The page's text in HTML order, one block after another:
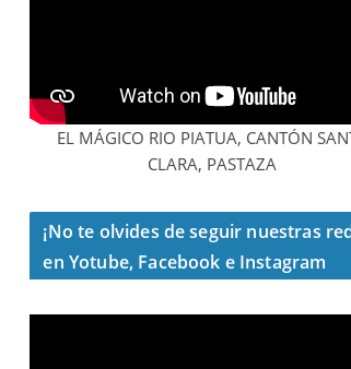
EL MÁGICO RIO PIATUA, CANTÓN
CLARA, PASTAZA
¡No te olvides de seguir nuestras
en Yotube, Facebook e Instagram